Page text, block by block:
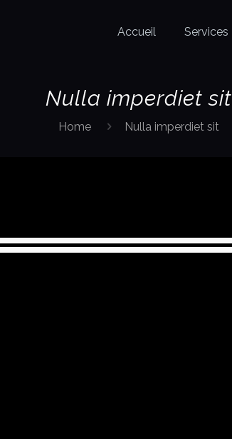
Accueil Services
Nulla imperdiet sit
Home Nulla imperdiet sit